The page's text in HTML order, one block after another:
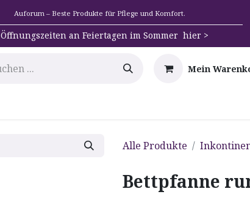
Auforum – Beste Produkte für Pflege und Komfort.
Öffnungszeiten an Feiertagen im Sommer hier >
Mein
Alle Produkte
Bettpfanne